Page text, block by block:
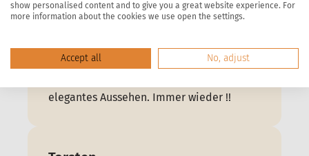
Alfons Ott
elegantes Aussehen. Immer wieder !!
show personalised content and to give you a great website experience. For
more information about the cookies we use open the settings.
Accept all No, adjust